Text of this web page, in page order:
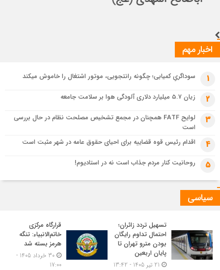
تسهیل تردد زائران؛ احتمال تداوم رایگان بودن مترو تهران تا پایان اربعین
اخبار مهم
1 سوداگریِ کمیابی؛ چگونه رانتجویی، موتور اشتغال را خاموش میکند
2 زیان ۵.۷ میلیارد دلاری آلودگی هوا بر سلامت جامعه
3
لوایح FATF همچنان در مجمع تشخیص مصلحت نظام در حال بررسی
است
4 اقدام رئیس قوه قضاییه برای احیای حقوق عامه در شهر مثبت است
5 روحانیت کنار مردم جذاب است نه در استادیوم!
سیاسی
تسهیل تردد زائران؛
احتمال تداوم رایگان
بودن مترو تهران تا
پایان اربعین
قرارگاه مرکزی
خاتم‌الانبیاء: تنگه
هرمز بسته شد
30 خرداد 1405 -
17:00